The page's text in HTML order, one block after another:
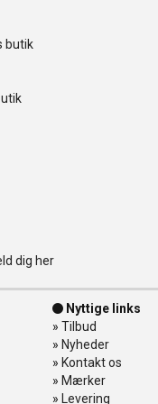
butik
dig her
Nyttige links
» Tilbud
» Nyheder
» Kontakt os
» Mærker
» Levering